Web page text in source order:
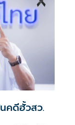
คดีฮั้วสว.